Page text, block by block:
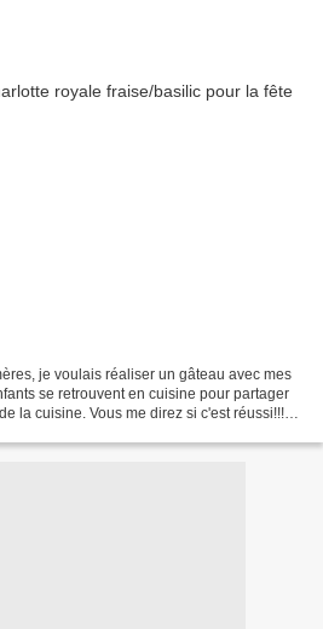
je voulais réaliser un gâteau avec mes
se retrouvent en cuisine pour partager
la cuisine. Vous me direz si c'est réussi!!!